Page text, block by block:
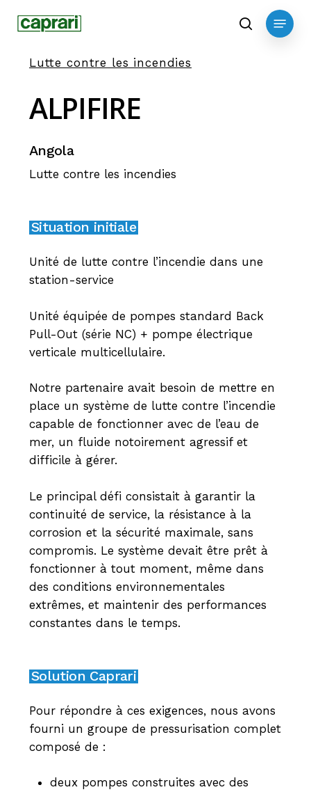
content
search
Menu
Lutte contre les incendies
ALPIFIRE
Angola
Lutte contre les incendies
Situation initiale
Unité de lutte contre l’incendie dans une
station-service
Unité équipée de pompes standard Back
Pull-Out (série NC) + pompe électrique
verticale multicellulaire.
Notre partenaire avait besoin de mettre en
place un système de lutte contre l’incendie
capable de fonctionner avec de l’eau de
mer, un fluide notoirement agressif et
difficile à gérer.
Le principal défi consistait à garantir la
continuité de service, la résistance à la
corrosion et la sécurité maximale, sans
compromis. Le système devait être prêt à
fonctionner à tout moment, même dans
des conditions environnementales
extrêmes, et maintenir des performances
constantes dans le temps.
Solution Caprari
Pour répondre à ces exigences, nous avons
fourni un groupe de pressurisation complet
composé de :
deux pompes construites avec des